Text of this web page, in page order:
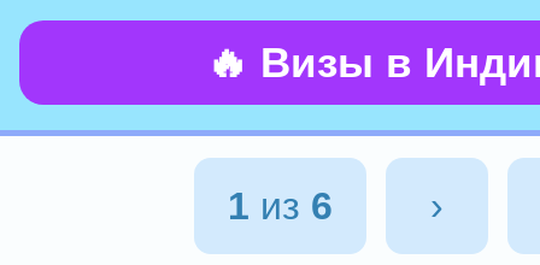
🔥 Визы в
1 из 6 ›